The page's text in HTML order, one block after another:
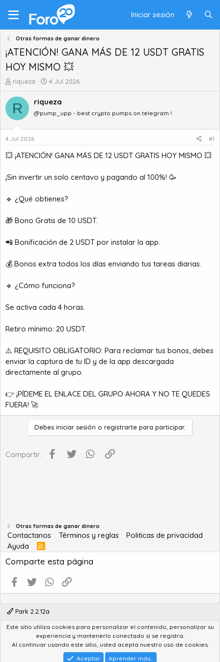
Iniciar sesión
Otras formas de ganar dinero
¡ATENCIÓN! GANA MÁS DE 12 USDT GRATIS
HOY MISMO 💥
A
t
o
r
d
e
e
a
riqueza
F
c
d
n
c
4 Jul 2026
R riqueza
@pump_upp - best crypto pumps on telegram !
4 Jul 2026 #1
💥 ¡ATENCIÓN! GANA MÁS DE 12 USDT GRATIS HOY MISMO 💥
¡Sin invertir un solo centavo y pagando al 100%! 🥳
🔹 ¿Qué obtienes?
🎁 Bono Gratis de 10 USDT.
📲 Bonificación de 2 USDT por instalar la app.
💰 Bonos extra todos los días enviando tus tareas diarias.
🔹 ¿Cómo funciona?
Se activa cada 4 horas.
Retiro mínimo: 20 USDT.
⚠️ REQUISITO OBLIGATORIO: Para reclamar tus bonos, debes
enviar la captura de tu ID y de la app descargada
directamente al grupo.
👉 ¡PÍDEME EL ENLACE DEL GRUPO AHORA Y NO TE QUEDES
FUERA! 🚀
Debes iniciar sesión o registrarte para participar.
Compartir: Facebook
Twitter WhatsApp
Otras formas de ganar dinero
Contactanos Términos y reglas
Politicas de privacidad
Ayuda
R
S
S
Comparte esta página
Facebook
Twitter WhatsApp
Park 2.2.12a
Community platform by XenForo® © 2010-2022 XenForo Ltd.
Advanced Forum Stats by AddonFlare - Premium XF2 Addons
Feedback SystembyXenCentral.com
StylesFactory.pl
Este sitio utiliza cookies para personalizar el contenido, personalizar su
experiencia y mantenerlo conectado si se registra.
Al continuar usando este sitio, usted acepta nuestro uso de cookies.
Aceptar
Aprender más...